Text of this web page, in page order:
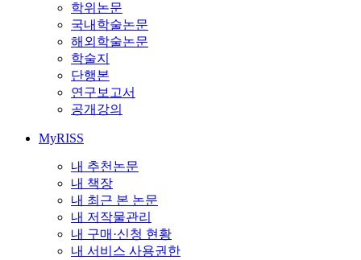
학위논문
국내학술논문
해외학술논문
학술지
단행본
연구보고서
공개강의
MyRISS
내 추천논문
내 책장
내 최근 본 논문
내 저작물관리
내 구매·신청 현황
내 서비스 사용권한